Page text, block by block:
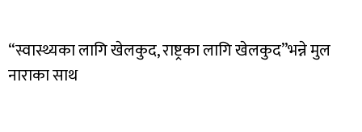
“स्वास्थ्यका लागि खेलकुद, राष्ट्रका लागि खेलकुद”भन्ने मुल
नाराका साथ